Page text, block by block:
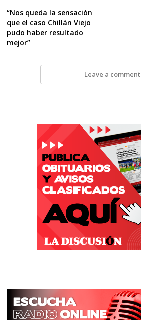
“Nos queda la sensación
que el caso Chillán Viejo
pudo haber resultado
mejor”
Leave a comment